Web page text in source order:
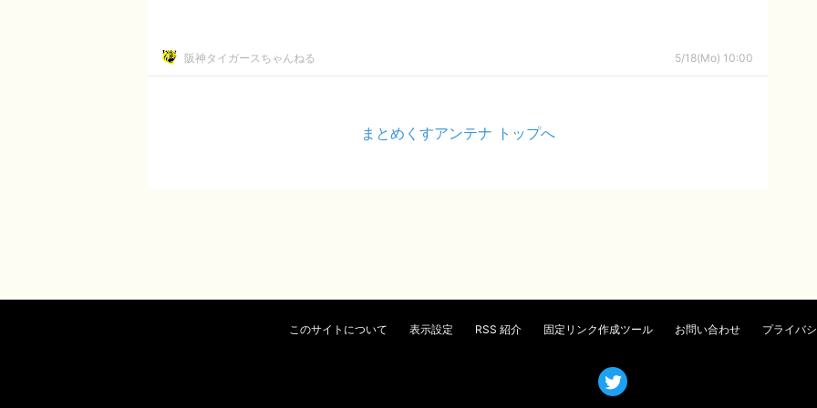
阪神タイガースちゃんねる 5/18(Mo) 10:00
まとめくすアンテナ トップへ
このサイトについて 表示設定 RSS 紹介 固定リンク作成ツール お問い合わせ プライバ